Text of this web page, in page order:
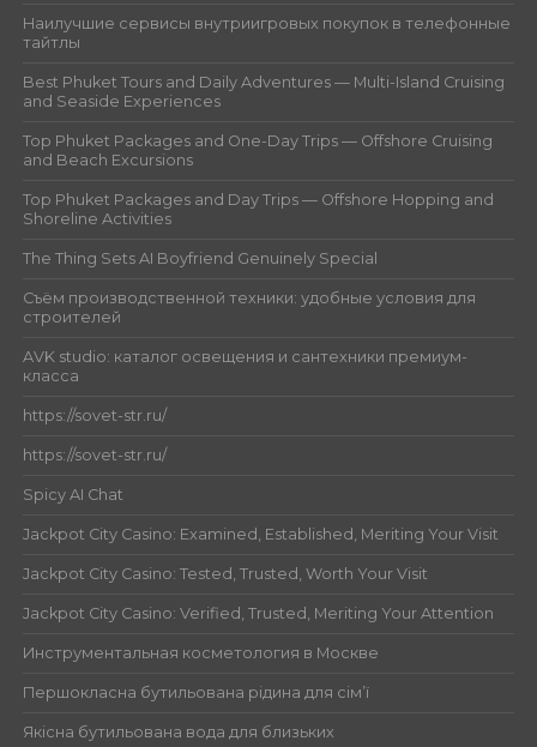
Наилучшие сервисы внутриигровых покупок в телефонные
тайтлы
Best Phuket Tours and Daily Adventures — Multi-Island Cruising
and Seaside Experiences
Top Phuket Packages and One-Day Trips — Offshore Cruising
and Beach Excursions
Top Phuket Packages and Day Trips — Offshore Hopping and
Shoreline Activities
The Thing Sets AI Boyfriend Genuinely Special
Съём производственной техники: удобные условия для
строителей
AVK studio: каталог освещения и сантехники премиум-
класса
https://sovet-str.ru/
https://sovet-str.ru/
Spicy AI Chat
Jackpot City Casino: Examined, Established, Meriting Your Visit
Jackpot City Casino: Tested, Trusted, Worth Your Visit
Jackpot City Casino: Verified, Trusted, Meriting Your Attention
Инструментальная косметология в Москве
Першокласна бутильована рідина для сім’ї
Якісна бутильована вода для близьких